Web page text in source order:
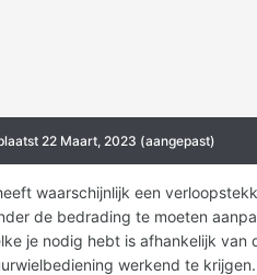
22 Maart, 2023 (aangepast)
waarschijnlijk een
de bedrading te moeten
je nodig hebt is afhankelijk
werkend te